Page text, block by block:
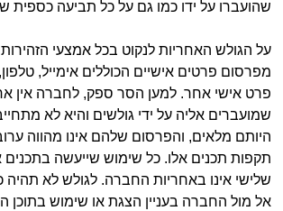
שהועברו על ידו כמו גם על כל תביעה כספית
על הגולש האחריות לנקוט בכל אמצעי
מפרסום פרטים אישיים הכוללים אימייל,
פרט אישי אחר. למען הסר ספק, לחברה אין
שמועברים אליה על ידי גולשים והיא לא
היותם מלאים, והפרסום שלהם אינו מהווה
תקפות תכנים אלו. כל שימוש שייעשה בתכנים
שלישי אינו באחריות החברה. לגולש לא תהיה
אל מול החברה בעניין הצגת או שימוש בתוכן